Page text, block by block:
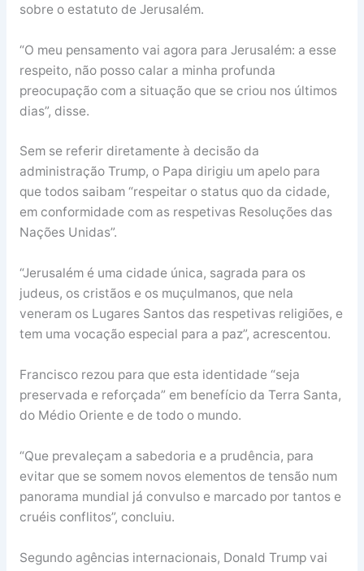
sobre o estatuto de Jerusalém.
“O meu pensamento vai agora para Jerusalém: a esse
respeito, não posso calar a minha profunda
preocupação com a situação que se criou nos últimos
dias”, disse.
Sem se referir diretamente à decisão da
administração Trump, o Papa dirigiu um apelo para
que todos saibam “respeitar o status quo da cidade,
em conformidade com as respetivas Resoluções das
Nações Unidas”.
“Jerusalém é uma cidade única, sagrada para os
judeus, os cristãos e os muçulmanos, que nela
veneram os Lugares Santos das respetivas religiões, e
tem uma vocação especial para a paz”, acrescentou.
Francisco rezou para que esta identidade “seja
preservada e reforçada” em benefício da Terra Santa,
do Médio Oriente e de todo o mundo.
“Que prevaleçam a sabedoria e a prudência, para
evitar que se somem novos elementos de tensão num
panorama mundial já convulso e marcado por tantos e
cruéis conflitos”, concluiu.
Segundo agências internacionais, Donald Trump vai